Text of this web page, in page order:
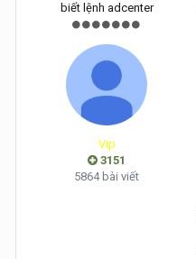
biết lệnh adcenter
Vip
3151
5864 bài viết